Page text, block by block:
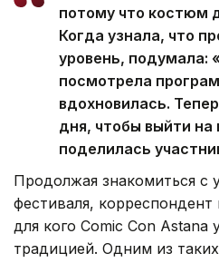
потому что костюм
Когда узнала, что
уровень, подумала:
посмотрела
вдохновилась.
дня, чтобы выйти
поделилась
Продолжая знакомиться с
фестиваля, корреспондент
для кого Comic Con Astana
традицией. Одним из таких